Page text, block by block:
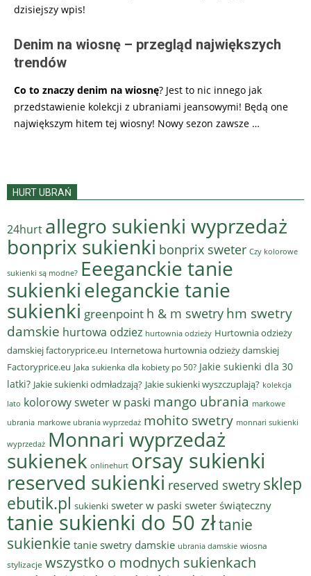
dzisiejszy wpis!
Denim na wiosnę – przegląd największych
trendów
Co to znaczy denim na wiosnę? Jest to nic innego jak
przedstawienie kolekcji z ubraniami jeansowymi! Będą one
największym hitem tej wiosny! Nowy sezon zawsze …
HURT UBRAŃ
24hurt allegro sukienki wyprzedaż
bonprix sukienki bonprix sweter Czy kolorowe
sukienki są modne? Eeeganckie tanie
sukienkieleganckie tanie
sukienki greenpoint h & m swetry hm swetry
damskie hurtowa odziez hurtownia odzieży Hurtownia odzieży
damskiej factoryprice.eu Internetowa hurtownia odzieży damskiej
Factoryprice.eu Jaka sukienka dla kobiety po 50? Jakie sukienki dla 30
latki? Jakie sukienki odmładzają? Jakie sukienki wyszczuplają? kolekcja
lato kolorowy sweter w paski mango ubrania markowe
ubrania markowe ubrania wyprzedaż mohito swetry monnari sukienki
wyprzedaż Monnari wyprzedaż
sukienek onlinehurt orsay sukienki
reserved sukienki reserved swetry sklep
ebutik.pl sukienki sweter w paski sweter świąteczny
tanie sukienki do 50 złtanie
sukienkie tanie swetry damskie ubrania damskie wiosna
stylizacje wszystko o modnych sukienkach